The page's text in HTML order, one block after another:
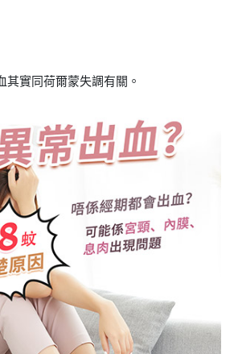
其實同荷爾蒙失調有關。